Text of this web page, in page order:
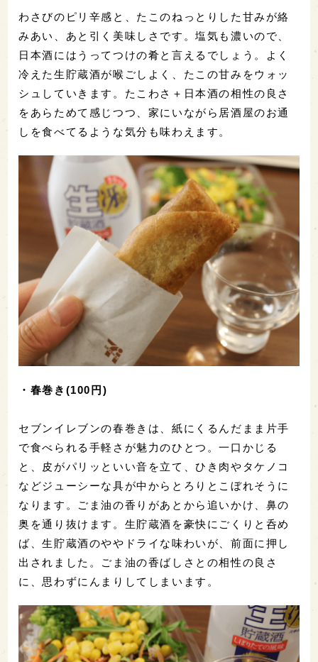
おつまみも、お菓子も、うどんも、食べたいものを
気ままに揃えられるのがコンビニの魅力です。
では、実食開始！
・セブンプレミアム たこわさ(188円)
わさびのピリ辛感と、たこのねっとりした甘みが絡
みあい、あと引く美味しさです。塩気も濃いので、
日本酒にはうってつけの肴と言えるでしょう。よく
シュしていきます。たこわさ＋日本酒の相性の良さ
をあらためて感じつつ、家にいながら居酒屋のお通
しを食べてるような気分も味わえます。